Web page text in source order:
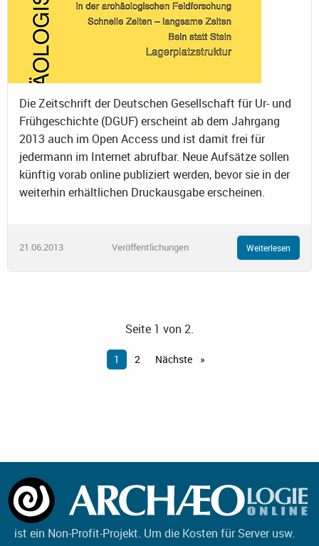
Die Zeitschrift der Deutschen Gesellschaft für Ur- und
Frühgeschichte (DGUF) erscheint ab dem Jahrgang
2013 auch im Open Access und ist damit frei für
jedermann im Internet abrufbar. Neue Aufsätze sollen
künftig vorab online publiziert werden, bevor sie in der
weiterhin erhältlichen Druckausgabe erscheinen.
21.06.2013 Veröffentlichungen Weiterlesen
Seite 1 von 2.
1 2 Nächste
ist ein Non-Profit-Projekt. Um die Kosten für Server usw.